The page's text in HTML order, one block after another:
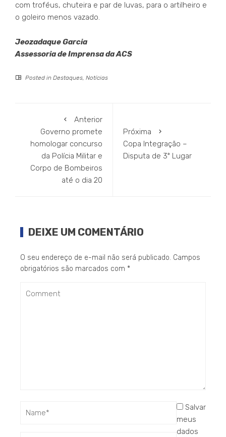
com troféus, chuteira e par de luvas, para o artilheiro e
o goleiro menos vazado.
Jeozadaque Garcia
Assessoria de Imprensa da ACS
Posted in Destaques, Notícias
Anterior
Governo promete
homologar concurso
da Polícia Militar e
Corpo de Bombeiros
até o dia 20
Próxima
Copa Integração –
Disputa de 3º Lugar
DEIXE UM COMENTÁRIO
O seu endereço de e-mail não será publicado. Campos
obrigatórios são marcados com *
Salvar
meus
dados